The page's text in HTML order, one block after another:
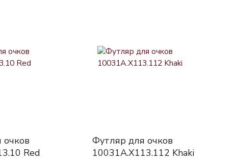
Red
Футляр для очков
10031A.X113.112 Khaki